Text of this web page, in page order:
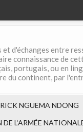
et d'échanges entre
connaissance de
portugais, ou en
du continent, par
NGUEMA NDONG
L‘ARMÉE